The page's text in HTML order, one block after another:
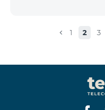
էջին։ Ստուգումը
կերպով։ Խնդրում ենք
Captcha հղումն
համապատասխան
ցանցին միացված
1 2 3